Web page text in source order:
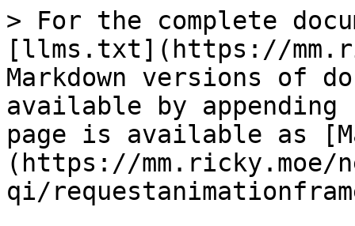
> For the complete
[llms.txt](https://
Markdown versions of
available by
page is available as
(https://
qi/